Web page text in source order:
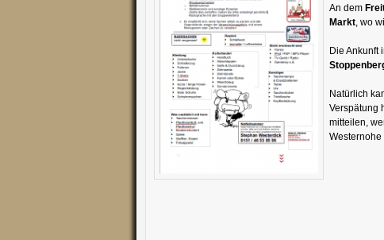
An dem
Markt, wo
Die Ankunft
Natürlich
Verspätung
mitteilen,